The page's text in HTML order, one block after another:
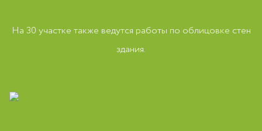
На 30 участке также ведутся работы по облицовке стен
здания.